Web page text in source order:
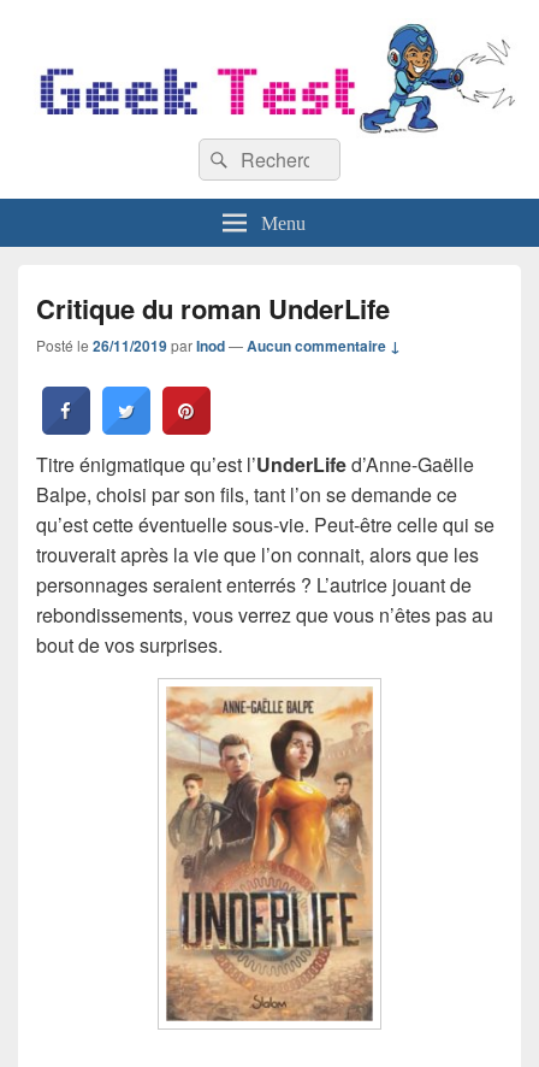
Recherche :
Rechercher
Menu
Critique du roman UnderLife
Posté le 26/11/2019parInod—Aucun commentaire ↓
Titre énigmatique qu’est l’UnderLifed’Anne-Gaëlle
Balpe, choisi par son fils, tant l’on se demande ce
qu’est cette éventuelle sous-vie. Peut-être celle qui se
trouverait après la vie que l’on connait, alors que les
personnages seraient enterrés ? L’autrice jouant de
rebondissements, vous verrez que vous n’êtes pas au
bout de vos surprises.